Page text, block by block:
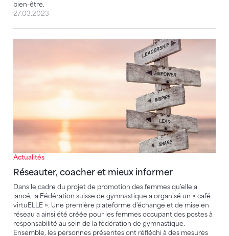
bien-être.
27.03.2023
Actualités
Réseauter, coacher et mieux informer
Dans le cadre du projet de promotion des femmes qu'elle a
lancé, la Fédération suisse de gymnastique a organisé un « café
virtuELLE ». Une première plateforme d'échange et de mise en
réseau a ainsi été créée pour les femmes occupant des postes à
responsabilité au sein de la fédération de gymnastique.
Ensemble, les personnes présentes ont réfléchi à des mesures
Réseauter, coacher et mieux informer